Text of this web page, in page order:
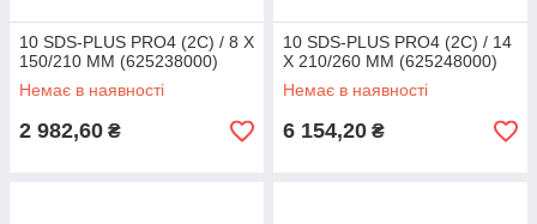
10 SDS-PLUS PRO4 (2C) / 8 X
150/210 ММ (625238000)
Немає в наявності
2 982,60 ₴
10 SDS-PLUS PRO4 (2C) / 14
X 210/260 ММ (625248000)
Немає в наявності
6 154,20 ₴